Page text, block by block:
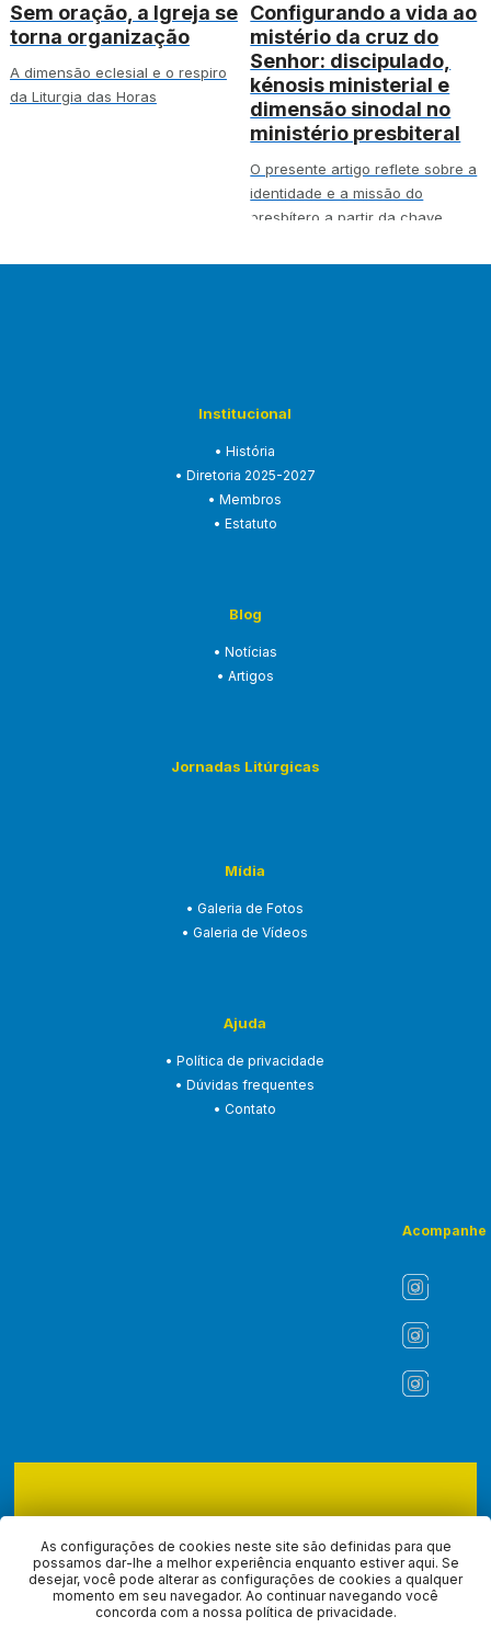
As configurações de cookies neste site são definidas para que
possamos dar-lhe a melhor experiência enquanto estiver aqui. Se
desejar, você pode alterar as configurações de cookies a qualquer
momento em seu navegador. Ao continuar navegando você
concorda com a nossa política de privacidade.
Sem oração, a Igreja se
torna organização
A dimensão eclesial e o respiro
da Liturgia das Horas
Configurando a vida ao
mistério da cruz do
Senhor: discipulado,
kénosis ministerial e
dimensão sinodal no
ministério presbiteral
O presente artigo reflete sobre a
identidade e a missão do
presbítero a partir da chave
Institucional
• História
• Diretoria 2025-2027
• Membros
• Estatuto
Blog
• Notícias
• Artigos
Jornadas Litúrgicas
Mídia
• Galeria de Fotos
• Galeria de Vídeos
Ajuda
• Política de privacidade
• Dúvidas frequentes
• Contato
Acompanhe
Todos os direitos reservados, navegando no site você aceita a
nossapolítica de privacidade.
Desenvolvido com por